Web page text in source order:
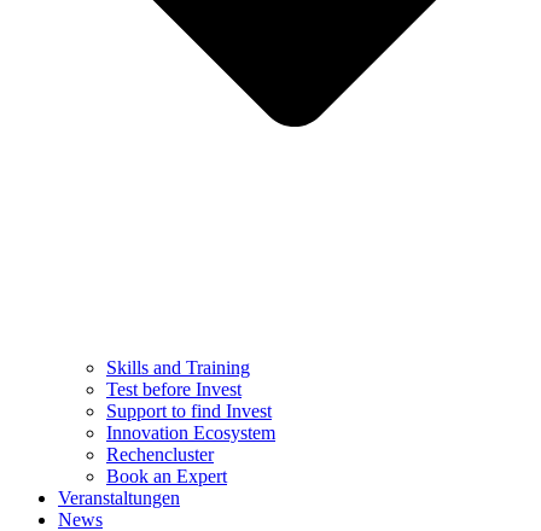
Skills and Training
Test before Invest
Support to find Invest
Innovation Ecosystem
Rechencluster​
Book an Expert
Veranstaltungen
News